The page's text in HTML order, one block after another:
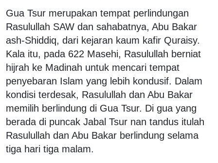
Gua Tsur merupakan tempat perlindungan
Rasulullah SAW dan sahabatnya, Abu Bakar
ash-Shiddiq, dari kejaran kaum kafir Quraisy.
Kala itu, pada 622 Masehi, Rasulullah berniat
hijrah ke Madinah untuk mencari tempat
penyebaran Islam yang lebih kondusif. Dalam
kondisi terdesak, Rasulullah dan Abu Bakar
memilih berlindung di Gua Tsur. Di gua yang
berada di puncak Jabal Tsur nan tandus itulah
Rasulullah dan Abu Bakar berlindung selama
tiga hari tiga malam.